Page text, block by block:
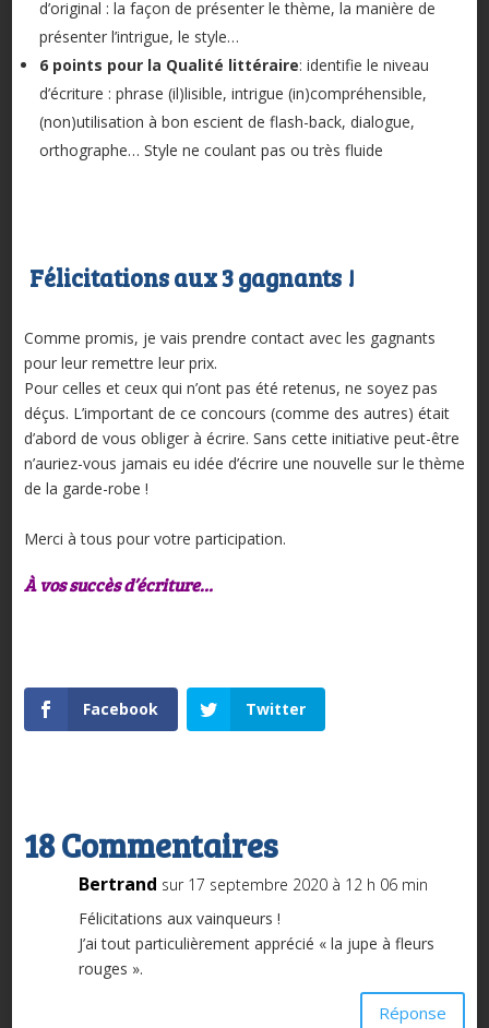
d’original : la façon de présenter le thème, la manière de
présenter l’intrigue, le style…
6 points pour la Qualité littéraire: identifie le niveau
d’écriture : phrase (il)lisible, intrigue (in)compréhensible,
(non)utilisation à bon escient de flash-back, dialogue,
orthographe… Style ne coulant pas ou très fluide
Félicitations aux 3 gagnants !
Comme promis, je vais prendre contact avec les gagnants
pour leur remettre leur prix.
Pour celles et ceux qui n’ont pas été retenus, ne soyez pas
déçus. L’important de ce concours (comme des autres) était
d’abord de vous obliger à écrire. Sans cette initiative peut-être
n’auriez-vous jamais eu idée d’écrire une nouvelle sur le thème
de la garde-robe !
Merci à tous pour votre participation.
À vos succès d’écriture…
Facebook Twitter
18 Commentaires
Bertrand sur 17 septembre 2020 à 12 h 06 min
Félicitations aux vainqueurs !
J’ai tout particulièrement apprécié « la jupe à fleurs
rouges ».
Réponse